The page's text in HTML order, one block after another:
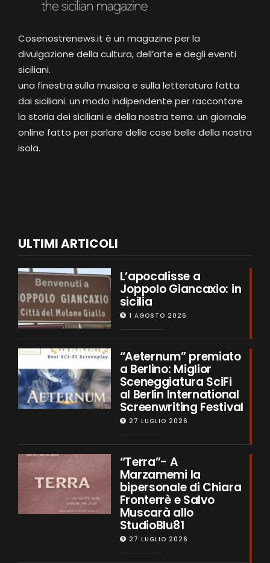
Cosenostrenews.it è un magazine per la
divulgazione della cultura, dell’arte e degli eventi
siciliani.
una finestra sulla musica e sulla letteratura fatta
dai siciliani. un modo indipendente per raccontare
la storia dei siciliani e della nostra terra. un giornale
online fatto per parlare delle cose belle della nostra
isola.
ULTIMI ARTICOLI
L’apocalisse a
Joppolo Giancaxio: in
sicilia
1 AGOSTO 2026
“Aeternum” premiato
a Berlino: Miglior
Sceneggiatura SciFi
al Berlin International
Screenwriting Festival
27 LUGLIO 2026
“Terra”- A
Marzamemi la
bipersonale di Chiara
Fronterrè e Salvo
Muscarà allo
StudioBlu81
27 LUGLIO 2026